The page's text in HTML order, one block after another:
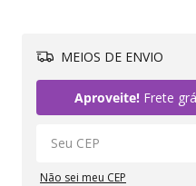
MEIOS DE ENVIO
Aproveite!Frete
Não sei meu CEP